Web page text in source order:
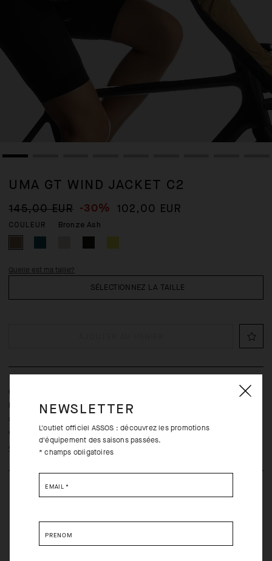
UMA GT WIND JACKET C2
145,00 EUR -30% 102,00 EUR
COULEUR Bronze Ash
SÉLECTIONNEZ LA TAILLE
Quelle est ma taille?
Cette veste reste peu encombrante pour que vous puissiez
l’emporter partout avec vous. Elle présente la particularité d’être «
anti-bruit » et peut être portée de multiples façons tout au long
de l’année.
Apprendre encore plus
NEWSLETTER
L'outlet officiel ASSOS : découvrez les promotions
d'équipement des saisons passées.
* champs obligatoires
EMAIL *
PRÉNOM